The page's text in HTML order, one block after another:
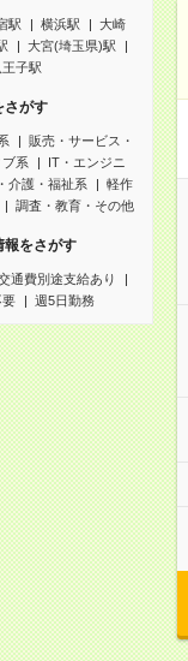
駅 横浜駅
大崎
大宮(埼玉県)駅
王子駅
さがす
販売・サービス・
系
IT・エンジニ
介護・福祉系
軽作
調査・教育・その他
報をさがす
通費別途支給あり
要 週5日勤務